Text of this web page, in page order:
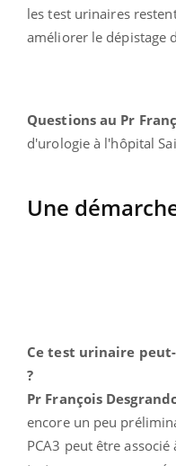
les test urinaires
améliorer le dépistage
Questions au Pr
d'urologie à l'hôpital
Une
Ce test urinaire
?
Pr François
encore un peu
PCA3 peut être